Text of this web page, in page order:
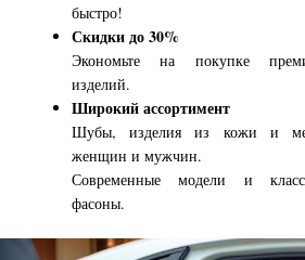
быстро!
Скидки до 30%
Экономьте на покупке
изделий.
Широкий ассортимент
Шубы, изделия из кожи и
женщин и мужчин.
Современные модели и
фасоны.